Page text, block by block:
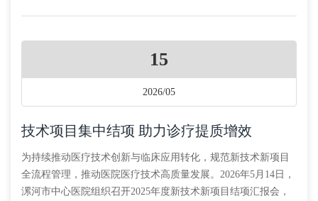
15
2026/05
技术项目集中结项 助力诊疗提质增效
为持续推动医疗技术创新与临床应用转化，规范新技术新项目
全流程管理，推动医院医疗技术高质量发展。2026年5月14日，
漯河市中心医院组织召开2025年度新技术新项目结项汇报会，